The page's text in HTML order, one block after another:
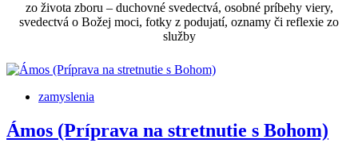
zo života zboru – duchovné svedectvá, osobné príbehy viery,
svedectvá o Božej moci, fotky z podujatí, oznamy či reflexie zo
služby
zamyslenia
Ámos (Príprava na stretnutie s Bohom)